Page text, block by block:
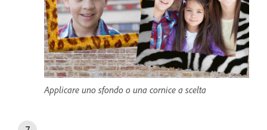
Applicare uno sfondo o una cornice a scelta